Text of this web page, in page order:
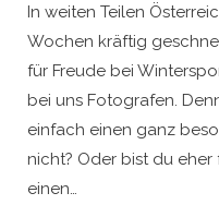
In weiten Teilen
Wochen kräftig
für Freude bei
bei uns Fotografen.
einfach einen ganz
nicht? Oder bist du
einen…